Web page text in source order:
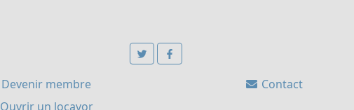
Devenir membre
Ouvrir un locavor
Contact